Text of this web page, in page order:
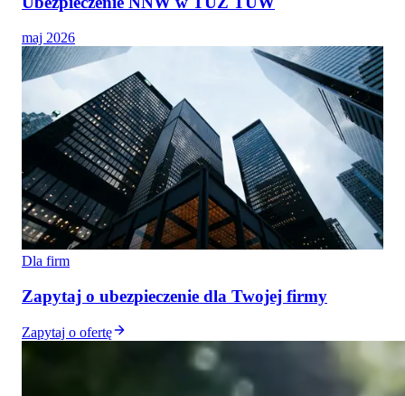
maj 2026
Dla firm
Zapytaj o ubezpieczenie dla Twojej firmy
Zapytaj o ofertę